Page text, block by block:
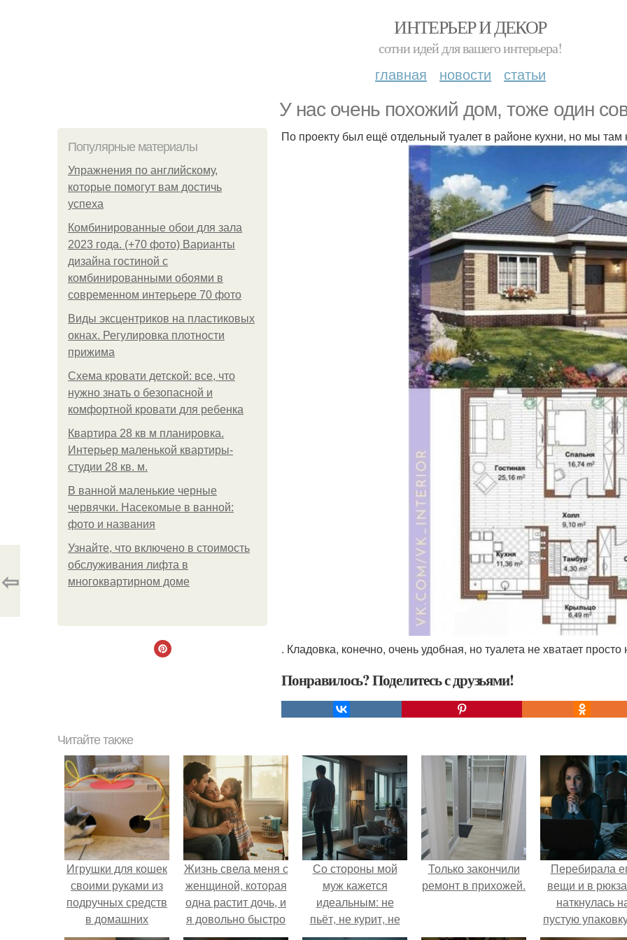
ИНТЕРЬЕР И ДЕКОР
сотни идей для вашего интерьера!
главная новости статьи
У нас очень похожий дом, тоже один
Популярные материалы
Упражнения по английскому,
которые помогут вам достичь
успеха
Комбинированные обои для зала
2023 года. (+70 фото) Варианты
дизайна гостиной с
комбинированными обоями в
современном интерьере 70 фото
Виды эксцентриков на пластиковых
окнах. Регулировка плотности
прижима
Схема кровати детской: все, что
нужно знать о безопасной и
комфортной кровати для ребенка
Квартира 28 кв м планировка.
Интерьер маленькой квартиры-
студии 28 кв. м.
В ванной маленькие черные
червячки. Насекомые в ванной:
фото и названия
Узнайте, что включено в стоимость
обслуживания лифта в
многоквартирном доме
По проекту был ещё отдельный туалет в районе кухни, но мы там
. Кладовка, конечно, очень удобная, но туалета не хватает
Понравилось? Поделитесь с друзьями!
⇦
Читайте также
Игрушки для кошек
своими руками из
подручных средств
в домашних
условиях. Простые
Жизнь свела меня с
женщиной, которая
одна растит дочь, и
я довольно быстро
привязался к ним
Со стороны мой
муж кажется
идеальным: не
пьёт, не курит, не
даёт поводов для
Только закончили
ремонт в прихожей.
Перебирала
вещи и в
наткнулась
пустую
каких-то